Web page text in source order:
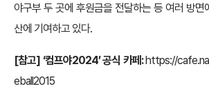
야구부 두 곳에 후원금을 전달하는 등 여러 방면
산에 기여하고 있다.
[참고] ‘컴프야2024’ 공식 카페:https://
eball2015